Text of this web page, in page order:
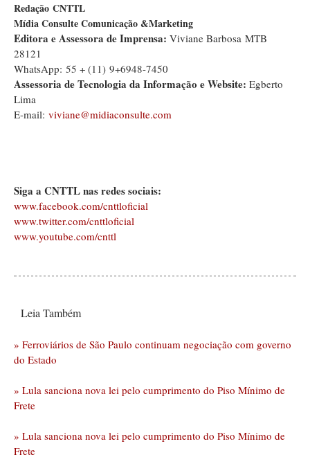
Redação CNTTL
Mídia Consulte Comunicação &Marketing
Editora e Assessora de Imprensa: Viviane Barbosa MTB
28121
WhatsApp: 55 + (11) 9+6948-7450
Assessoria de Tecnologia da Informação e Website: Egberto
Lima
E-mail: viviane@midiaconsulte.com
Siga a CNTTL nas redes sociais:
www.facebook.com/cnttloficial
www.twitter.com/cnttloficial
www.youtube.com/cnttl
Leia Também
» Ferroviários de São Paulo continuam negociação com governo
do Estado
» Lula sanciona nova lei pelo cumprimento do Piso Mínimo de
Frete
» Lula sanciona nova lei pelo cumprimento do Piso Mínimo de
Frete